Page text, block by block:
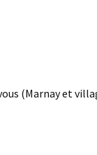
(Marnay et